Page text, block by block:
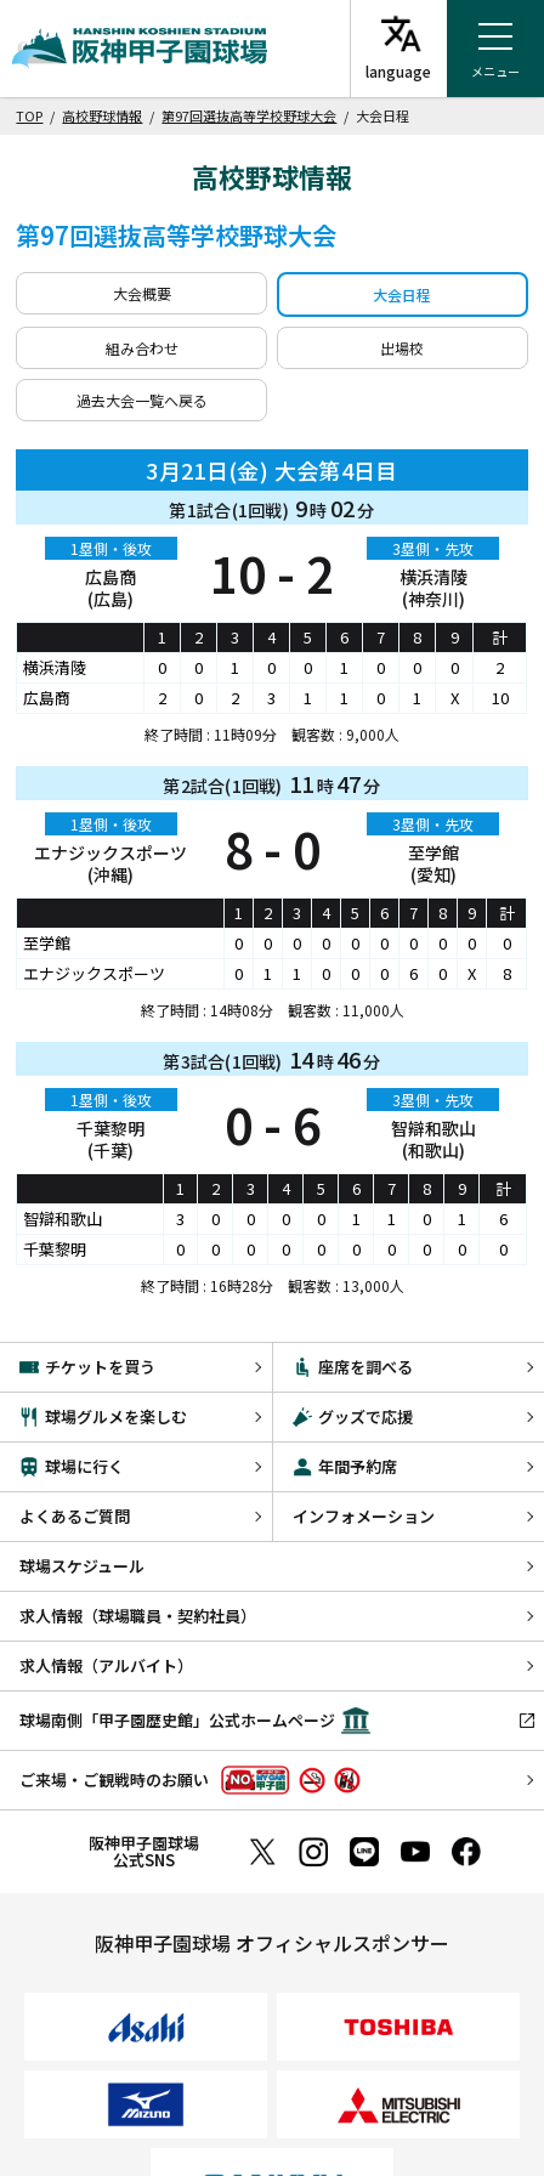
メニュー
TOP /高校野球情報 /第97回選抜高等学校野球大会 / 大会日程
高校野球情報
第97回選抜高等学校野球大会
大会概要 大会日程
組み合わせ 出場校
過去大会一覧へ戻る
3月21日(金) 大会第4日目
第1試合(1回戦) 9時 02分
1塁側・後攻
広島商
(広島)
10 - 2 3塁側・先攻
横浜清陵
(神奈川)
1 2 3 4 5 6 7 8 9
計
横浜清陵
0 0 1 0 0 1 0 0 0
2
広島商
2 0 2 3 1 1 0 1 X 10
終了時間 : 11時09分 観客数 : 9,000人
第2試合(1回戦) 11時47分
1塁側・後攻
エナジックスポーツ
(沖縄)
8 - 0 3塁側・先攻
至学館
(愛知)
1 2 3 4 5 6 7 8 9
計
至学館
0 0 0 0 0 0 0 0 0
0
エナジックスポーツ
0 1 1 0 0 0 6 0 X 8
終了時間 : 14時08分 観客数 : 11,000人
第3試合(1回戦) 14時46分
1塁側・後攻
千葉黎明
(千葉)
0 - 6 3塁側・先攻
智辯和歌山
(和歌山)
1 2 3 4 5 6 7 8 9
計
智辯和歌山
3 0 0 0 0 1 1 0 1
6
千葉黎明
0 0 0 0 0 0 0 0 0 0
終了時間 : 16時28分 観客数 : 13,000人
チケットを買う 座席を調べる
球場グルメを楽しむ グッズで応援
球場に行く 年間予約席
よくあるご質問 インフォメーション
球場スケジュール
求人情報（球場職員・契約社員）
求人情報（アルバイト）
球場南側「甲子園歴史館」公式ホームページ
ご来場・ご観戦時のお願い
阪神甲子園球場
公式SNS
阪神甲子園球場 オフィシャルスポンサー